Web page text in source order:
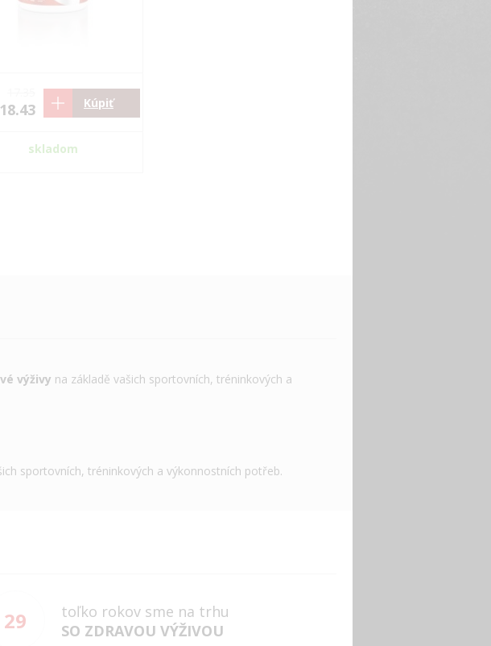
18.43 Kúpiť
skladom
výživy na základě vašich sportovních, tréninkových a
sportovních, tréninkových a výkonnostních potřeb.
29
toľko rokov sme na trhu
SO ZDRAVOU VÝŽIVOU